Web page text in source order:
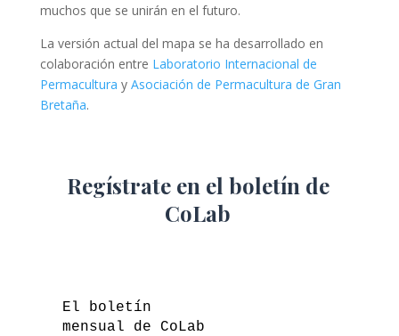
muchos que se unirán en el futuro.
La versión actual del mapa se ha desarrollado en
colaboración entre Laboratorio Internacional de
Permacultura y Asociación de Permacultura de Gran
Bretaña.
Regístrate en el boletín de
CoLab
El boletín
mensual de CoLab